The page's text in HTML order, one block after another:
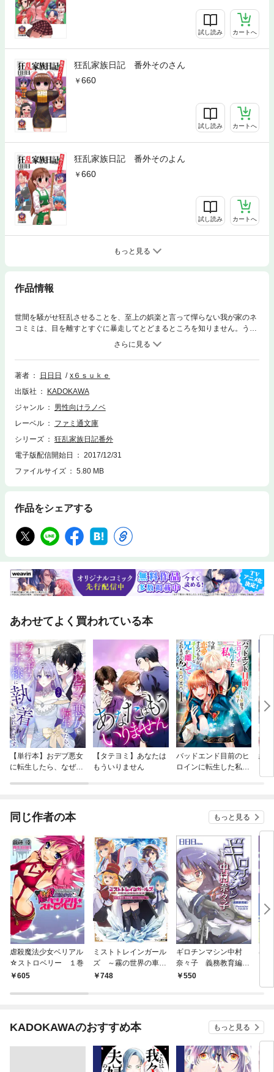
試し読み カートへ
狂乱家族日記 番外そのさん
660
試し読み カートへ
狂乱家族日記 番外そのよん
660
試し読み カートへ
もっと見る
作品情報
世間を騒がせ狂乱させることを、至上の娯楽と言って憚らない我が家のネ
コミミは、目を離すとすぐに暴走してとどまるところを知りません。うち
は家族だけでも大変なのに、お願いですから普通の人を巻き込んでこれ以
上僕に頭痛の種を増やさないでほしいものです。そんなわけで、街中で神
だと宣う人外ネコミミを見かけても、けっして関わらないように！ でな
いと、次の「番外」の犠牲者（しゅじんこう）はあなたになるかも――。
著者 日日日
x６ｓｕｋｅ
出版社
KADOKAWA
ジャンル
男性向けラノベ
レーベル
ファミ通文庫
シリーズ
狂乱家族日記番外
電子版配信開始日
2017/12/31
ファイルサイズ
5.80 MB
作品をシェアする
あわせてよく買われている本
【単行本】おデブ悪女
に転生したら、なぜか
【タテヨミ】あなたは
もういりません
バッドエンド目前のヒ
ロインに転生した私、
結
同じ作者の本 もっと見る
虐殺魔法少女ベリアル
☆ストロベリー １巻
605
ミストトレインガール
ズ ～霧の世界の車窓
から～
748
ギロチンマシン中村
奈々子 義務教育編
〈新装版〉
550
ば
KADOKAWAのおすすめ本 もっと見る